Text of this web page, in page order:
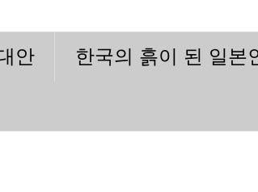
안 한국의 흙이 된 일본